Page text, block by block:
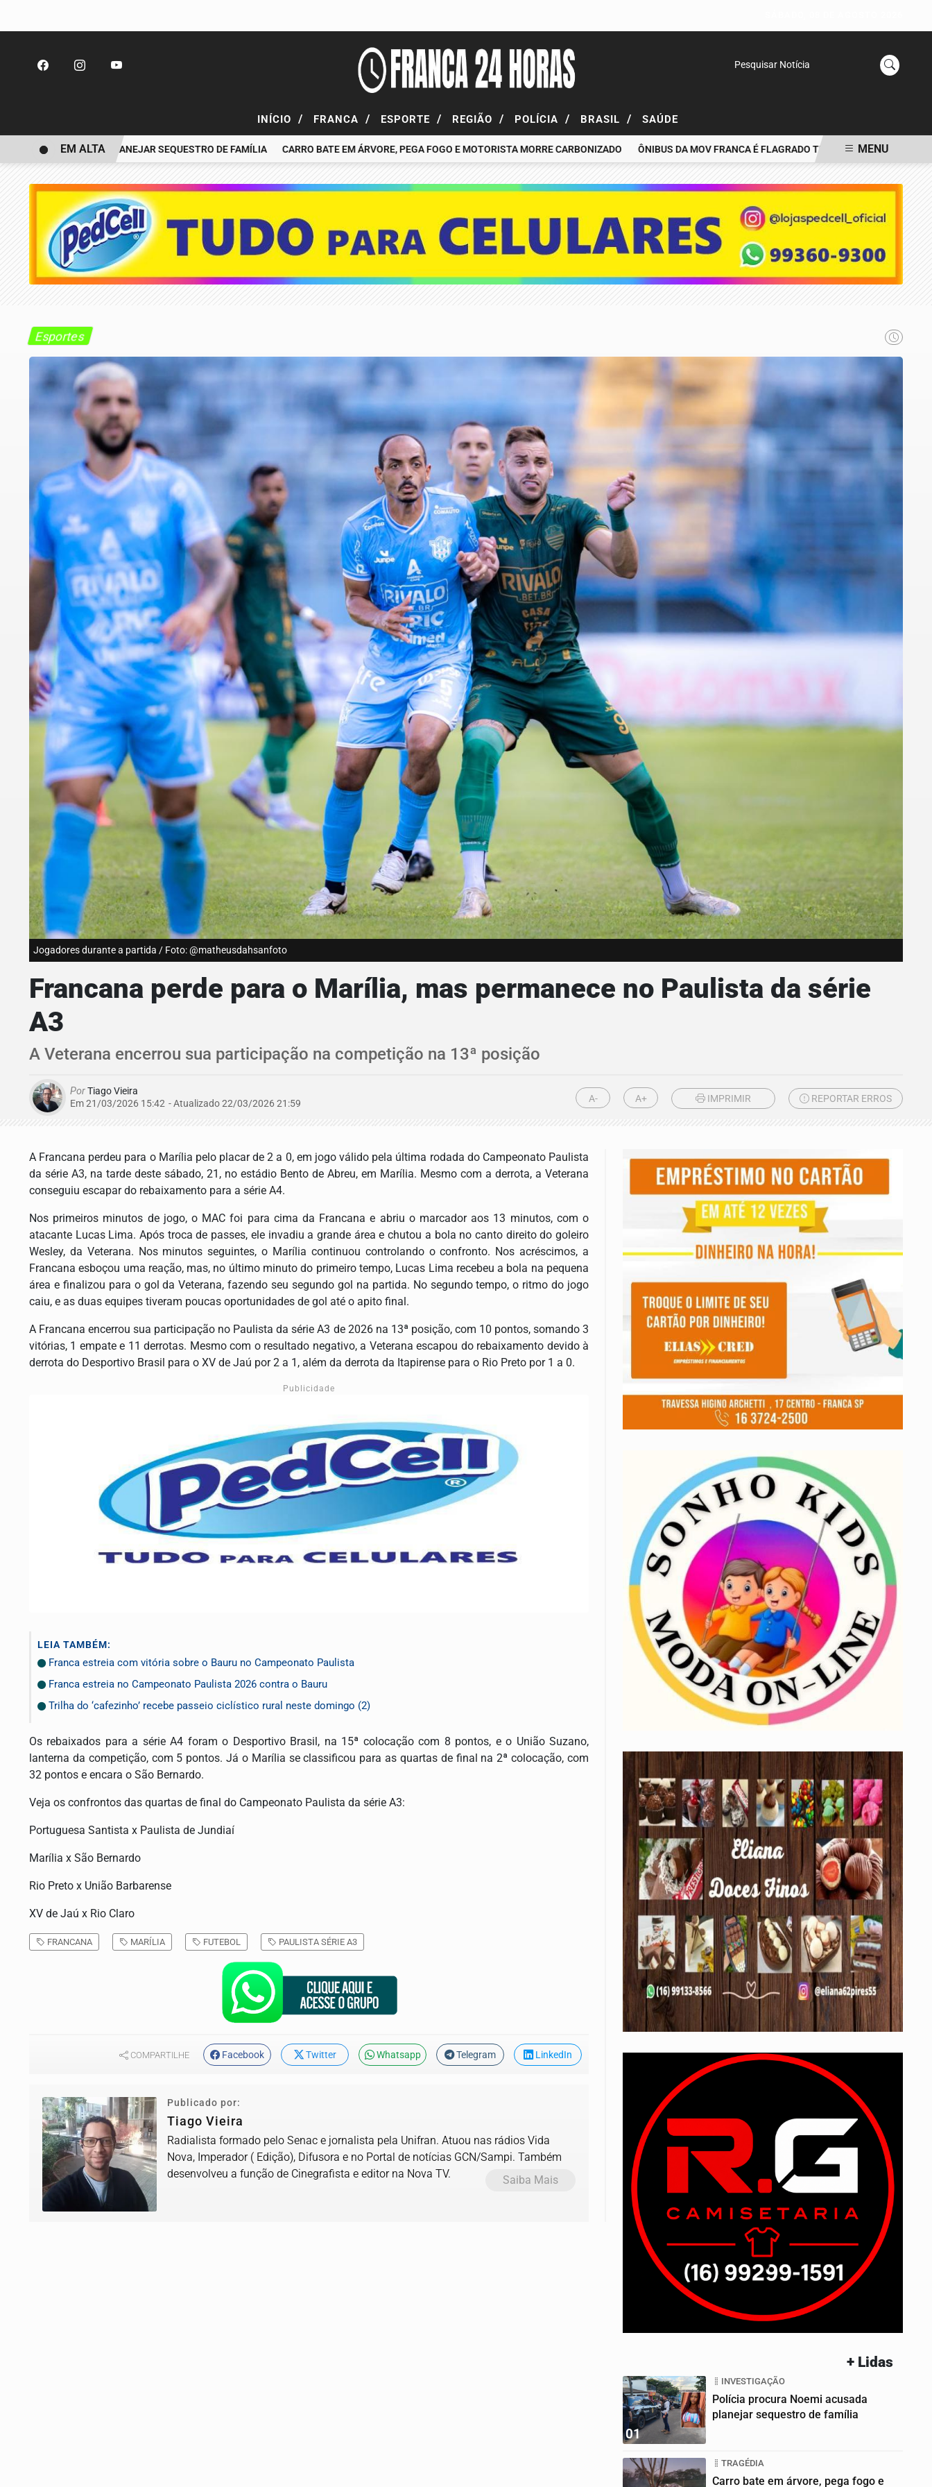
Pesquisar Notícia
INÍCIO / FRANCA / ESPORTE / REGIÃO / POLÍCIA / BRASIL / SAÚDE
NOEMI ACUSADA PLANEJAR SEQUESTRO DE FAMÍLIA CARRO BATE EM ÁRVORE, PEGA FOGO E MOTORISTA MORRE CARBONIZADO ÔNIBUS DA MOV FRANCA É FLAGRADO TRAFEGANDO PELA
EM ALTA MENU
Esportes
Jogadores durante a partida / Foto: @matheusdahsanfoto
Francana perde para o Marília, mas permanece no Paulista da série
A3
A Veterana encerrou sua participação na competição na 13ª posição
PorTiago Vieira
Em 21/03/2026 15:42 - Atualizado22/03/2026 21:59 A- A+ IMPRIMIR REPORTAR ERROS
A Francana perdeu para o Marília pelo placar de 2 a 0, em jogo válido pela última rodada do Campeonato Paulista
da série A3, na tarde deste sábado, 21, no estádio Bento de Abreu, em Marília. Mesmo com a derrota, a Veterana
conseguiu escapar do rebaixamento para a série A4.
Nos primeiros minutos de jogo, o MAC foi para cima da Francana e abriu o marcador aos 13 minutos, com o
atacante Lucas Lima. Após troca de passes, ele invadiu a grande área e chutou a bola no canto direito do goleiro
Wesley, da Veterana. Nos minutos seguintes, o Marília continuou controlando o confronto. Nos acréscimos, a
Francana esboçou uma reação, mas, no último minuto do primeiro tempo, Lucas Lima recebeu a bola na pequena
área e finalizou para o gol da Veterana, fazendo seu segundo gol na partida. No segundo tempo, o ritmo do jogo
caiu, e as duas equipes tiveram poucas oportunidades de gol até o apito final.
A Francana encerrou sua participação no Paulista da série A3 de 2026 na 13ª posição, com 10 pontos, somando 3
vitórias, 1 empate e 11 derrotas. Mesmo com o resultado negativo, a Veterana escapou do rebaixamento devido à
derrota do Desportivo Brasil para o XV de Jaú por 2 a 1, além da derrota da Itapirense para o Rio Preto por 1 a 0.
Publicidade
LEIA TAMBÉM:
Franca estreia com vitória sobre o Bauru no Campeonato Paulista
Franca estreia no Campeonato Paulista 2026 contra o Bauru
Trilha do ‘cafezinho’ recebe passeio ciclístico rural neste domingo (2)
Os rebaixados para a série A4 foram o Desportivo Brasil, na 15ª colocação com 8 pontos, e o União Suzano,
lanterna da competição, com 5 pontos. Já o Marília se classificou para as quartas de final na 2ª colocação, com
32 pontos e encara o São Bernardo.
Veja os confrontos das quartas de final do Campeonato Paulista da série A3:
Portuguesa Santista x Paulista de Jundiaí
Marília x São Bernardo
Rio Preto x União Barbarense
XV de Jaú x Rio Claro
FRANCANA MARÍLIA FUTEBOL PAULISTA SÉRIE A3
COMPARTILHE Facebook Twitter Whatsapp Telegram LinkedIn
Publicado por:
Tiago Vieira
Radialista formado pelo Senac e jornalista pela Unifran. Atuou nas rádios Vida
Nova, Imperador ( Edição), Difusora e no Portal de notícias GCN/Sampi. Também
desenvolveu a função de Cinegrafista e editor na Nova TV.
Saiba Mais
+ Lidas
01
INVESTIGAÇÃO
Polícia procura Noemi acusada
planejar sequestro de família
TRAGÉDIA
Carro bate em árvore, pega fogo e